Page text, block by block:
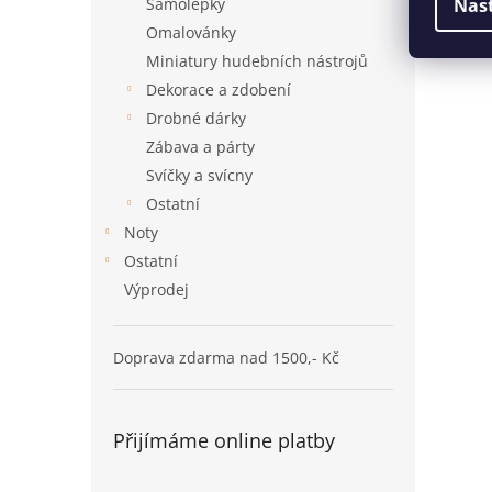
Omalovánky
Miniatury hudebních nástrojů
Dekorace a zdobení
Drobné dárky
Zábava a párty
Svíčky a svícny
Ostatní
Noty
Ostatní
Výprodej
Doprava zdarma nad 1500,- Kč
Přijímáme online platby